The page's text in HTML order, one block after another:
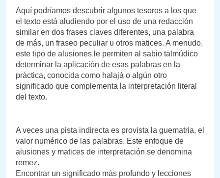
Aquí podríamos descubrir algunos tesoros a los que
el texto está aludiendo por el uso de una redacción
similar en dos frases claves diferentes, una palabra
de más, un fraseo peculiar u otros matices. A menudo,
este tipo de alusiones le permiten al sabio talmúdico
determinar la aplicación de esas palabras en la
práctica, conocida como halajá o algún otro
significado que complementa la interpretación literal
del texto.
A veces una pista indirecta es provista la guematria, el
valor numérico de las palabras. Este enfoque de
alusiones y matices de interpretación se denomina
remez.
Encontrar un significado más profundo y lecciones